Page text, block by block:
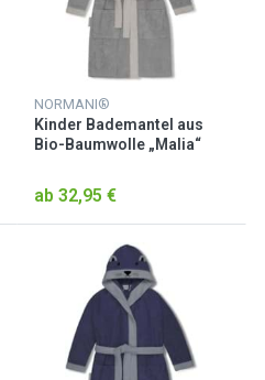
NORMANI®
Kinder Bademantel aus
Bio-Baumwolle „Malia“
ab 32,95 €